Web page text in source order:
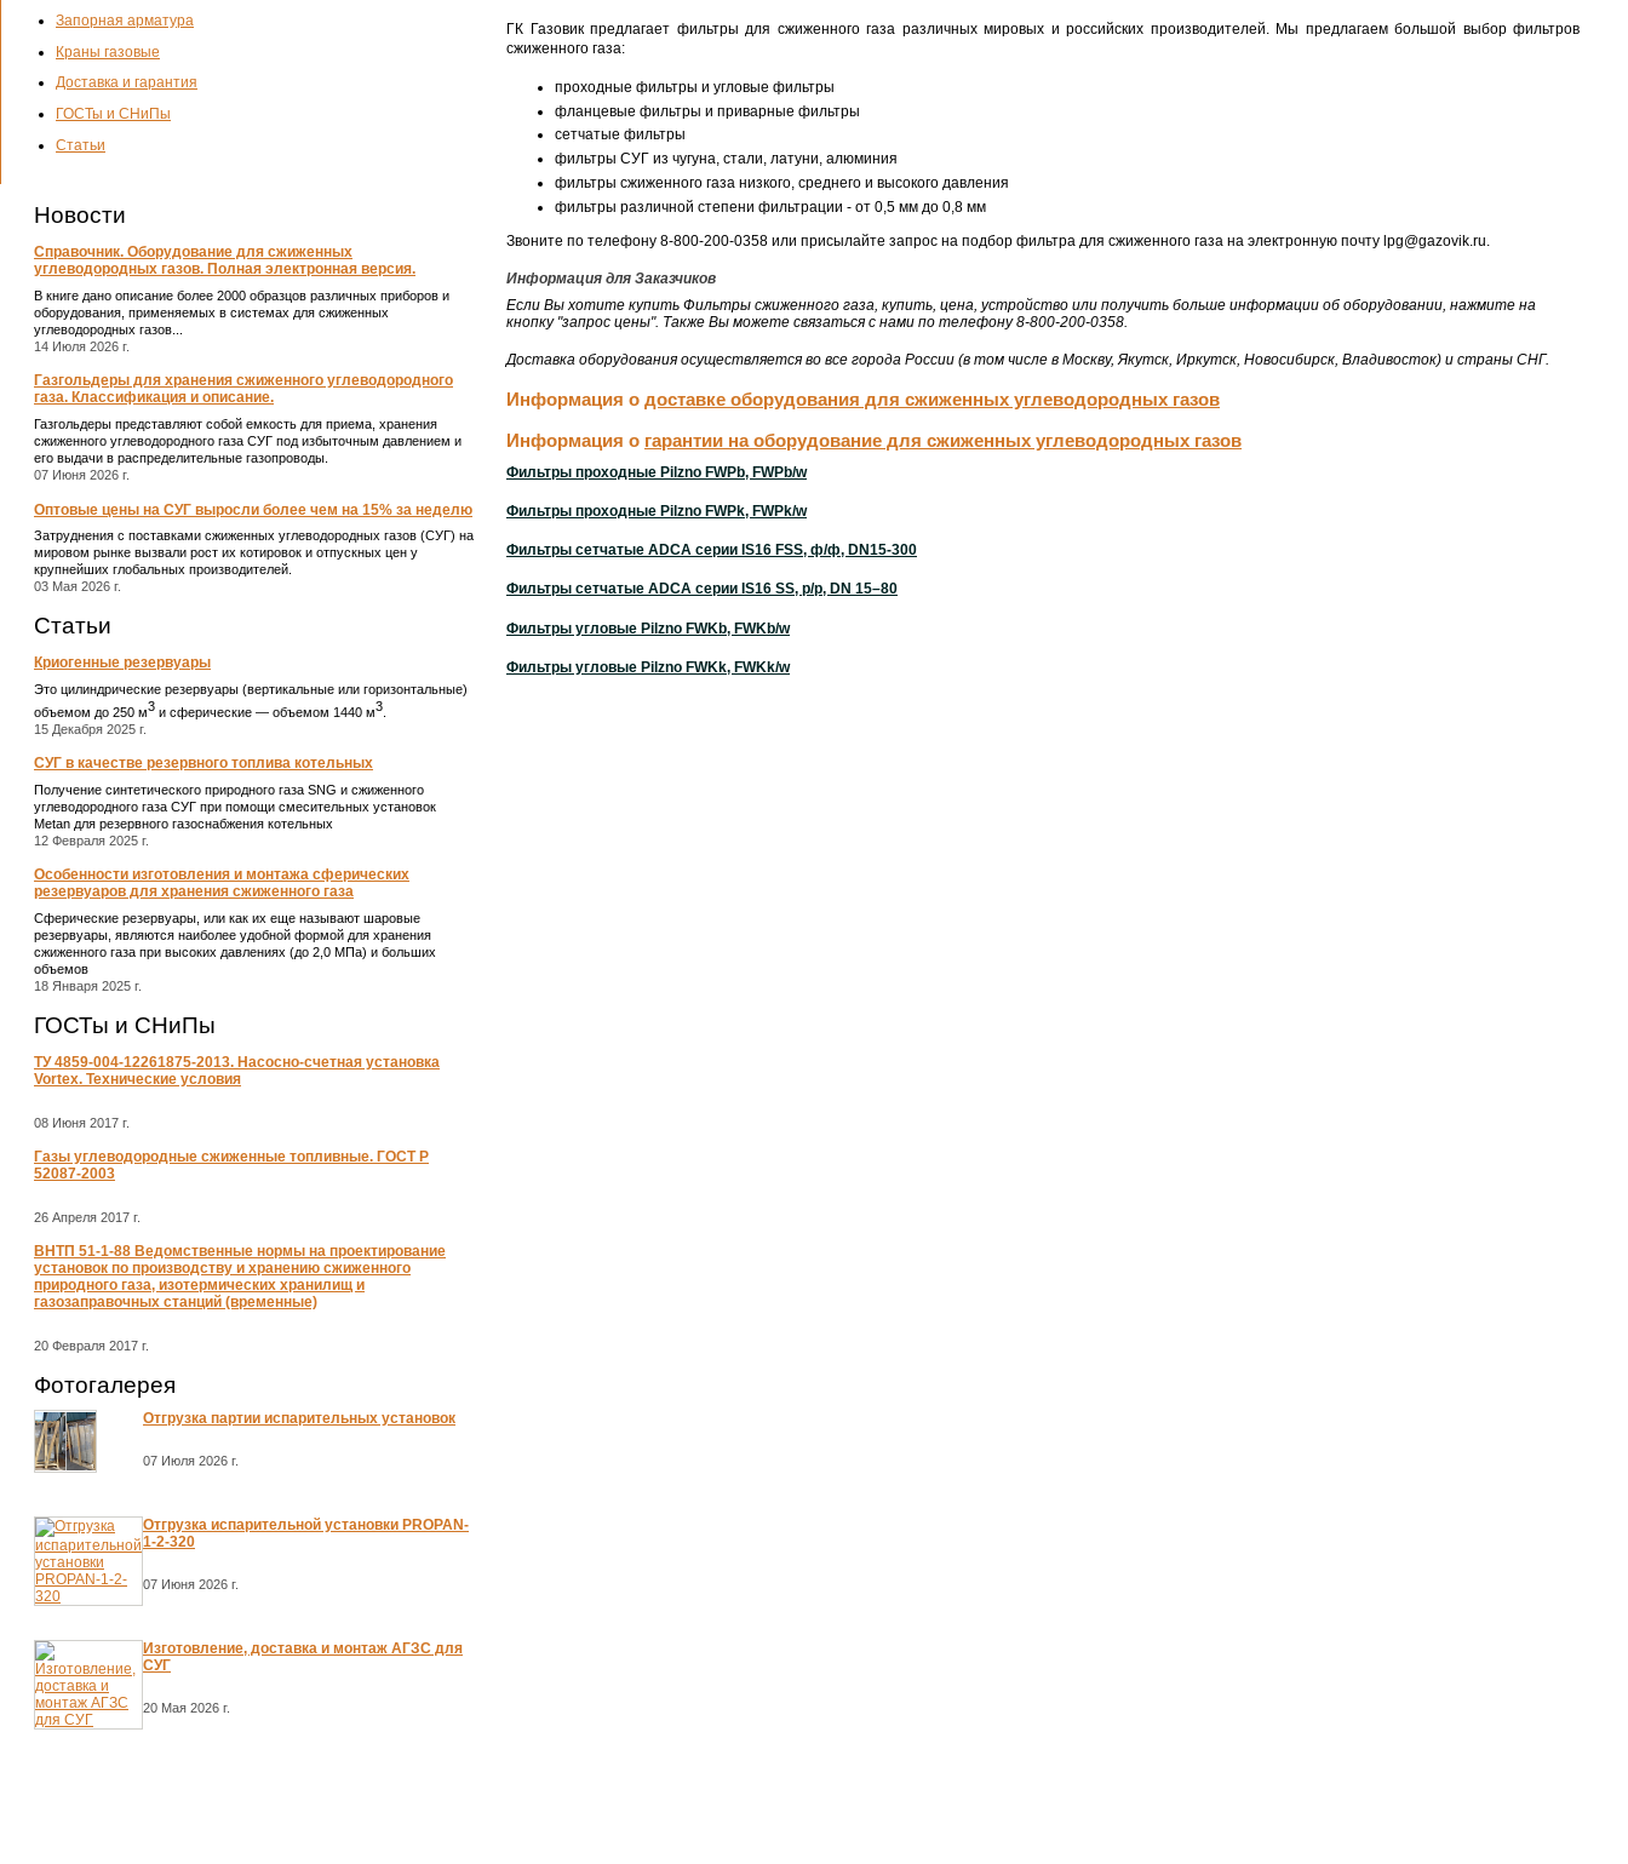
Запорная арматура
Краны газовые
Доставка и гарантия
ГОСТы и СНиПы
Статьи
Новости
Справочник. Оборудование для сжиженных
углеводородных газов. Полная электронная версия.
В книге дано описание более 2000 образцов различных приборов и
оборудования, применяемых в системах для сжиженных
углеводородных газов...
14 Июля 2026 г.
Газгольдеры для хранения сжиженного углеводородного
газа. Классификация и описание.
Газгольдеры представляют собой емкость для приема, хранения
сжиженного углеводородного газа СУГ под избыточным давлением и
его выдачи в распределительные газопроводы.
07 Июня 2026 г.
Оптовые цены на СУГ выросли более чем на 15% за неделю
Затруднения с поставками сжиженных углеводородных газов (СУГ) на
мировом рынке вызвали рост их котировок и отпускных цен у
крупнейших глобальных производителей.
03 Мая 2026 г.
Статьи
Криогенные резервуары
Это цилиндрические резервуары (вертикальные или горизонтальные)
объемом до 250 м3 и сферические ― объемом 1440 м3
15 Декабря 2025 г.
СУГ в качестве резервного топлива котельных
Получение синтетического природного газа SNG и сжиженного
углеводородного газа СУГ при помощи смесительных установок
Metan для резервного газоснабжения котельных
12 Февраля 2025 г.
Особенности изготовления и монтажа сферических
резервуаров для хранения сжиженного газа
Сферические резервуары, или как их еще называют шаровые
резервуары, являются наиболее удобной формой для хранения
сжиженного газа при высоких давлениях (до 2,0 МПа) и больших
объемов
18 Января 2025 г.
ГОСТы и СНиПы
ТУ 4859-004-12261875-2013. Насосно-счетная установка
Vortex. Технические условия
08 Июня 2017 г.
Газы углеводородные сжиженные топливные. ГОСТ Р
52087-2003
26 Апреля 2017 г.
ВНТП 51-1-88 Ведомственные нормы на проектирование
установок по производству и хранению сжиженного
природного газа, изотермических хранилищ и
газозаправочных станций (временные)
20 Февраля 2017 г.
Фотогалерея
Отгрузка партии испарительных установок
07 Июля 2026 г.
Отгрузка испарительной установки PROPAN-
1-2-320
07 Июня 2026 г.
Изготовление, доставка и монтаж АГЗС для
СУГ
20 Мая 2026 г.
ГК Газовик предлагает фильтры для сжиженного газа различных мировых и российских производителей. Мы предлагаем большой выбор фильтров
сжиженного газа:
проходные фильтры и угловые фильтры
фланцевые фильтры и приварные фильтры
сетчатые фильтры
фильтры СУГ из чугуна, стали, латуни, алюминия
фильтры сжиженного газа низкого, среднего и высокого давления
фильтры различной степени фильтрации - от 0,5 мм до 0,8 мм
Звоните по телефону 8-800-200-0358 или присылайте запрос на подбор фильтра для сжиженного газа на электронную почту lpg@gazovik.ru.
Информация для Заказчиков
Если Вы хотите купить Фильтры сжиженного газа, купить, цена, устройство или получить больше информации об оборудовании, нажмите на
кнопку "запрос цены". Также Вы можете связаться с нами по телефону 8-800-200-0358.
Доставка оборудования осуществляется во все города России (в том числе в Москву, Якутск, Иркутск, Новосибирск, Владивосток) и страны СНГ.
Информация о доставке оборудования для сжиженных углеводородных газов
Информация о гарантии на оборудование для сжиженных углеводородных газов
Фильтры проходные Pilzno FWPb, FWРb/w
Фильтры проходные Pilzno FWPk, FWРk/w
Фильтры сетчатые ADCA серии IS16 FSS, ф/ф, DN15-300
Фильтры сетчатые ADCA серии IS16 SS, р/р, DN 15–80
Фильтры угловые Pilzno FWKb, FWKb/w
Фильтры угловые Pilzno FWKk, FWKk/w